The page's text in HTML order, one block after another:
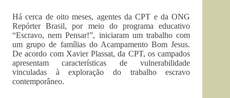
Há cerca de oito meses, agentes da CPT e da ONG
Repórter Brasil, por meio do programa educativo
“Escravo, nem Pensar!”, iniciaram um trabalho com
um grupo de famílias do Acampamento Bom Jesus.
De acordo com Xavier Plassat, da CPT, os campados
apresentam características de vulnerabilidade
vinculadas à exploração do trabalho escravo
contemporâneo.